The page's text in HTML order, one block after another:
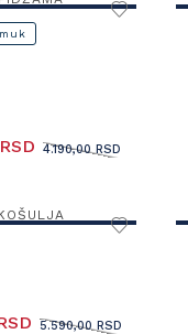
4.190,00 RSD
5.590,00 RSD